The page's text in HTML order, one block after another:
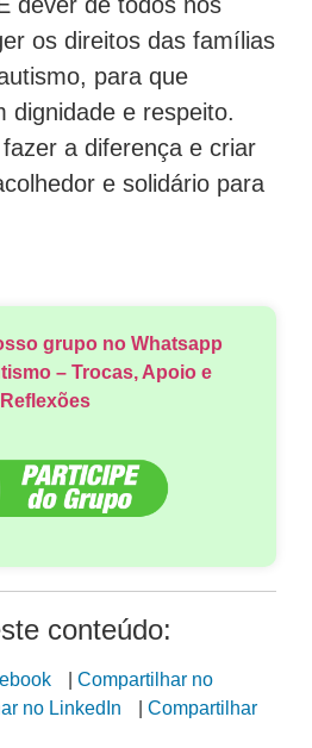
os direitos das famílias
para que
dignidade e respeito.
a diferença e criar
e solidário para
grupo no Whatsapp
– Trocas, Apoio e
Reflexões
conteúdo:
Compartilhar no
no LinkedIn
Compartilhar